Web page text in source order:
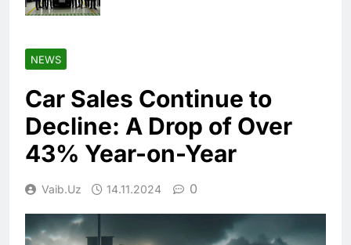
NEWS
Car Sales Continue to
Decline: A Drop of Over
43% Year-on-Year
Vaib.uz 14.11.2024 0